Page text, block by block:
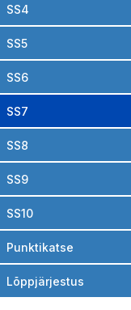
SS4
SS5
SS6
SS7
SS8
SS9
SS10
Punktikatse
Lõppjärjestus